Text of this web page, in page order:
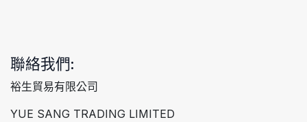
聯絡我們:
裕生貿易有限公司
YUE SANG TRADING LIMITED